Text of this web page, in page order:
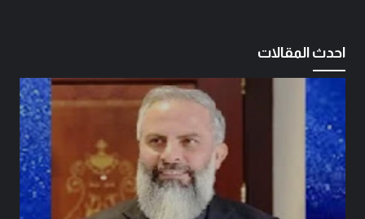
احدث المقالات
المهندس مهدي حسين الزبيدي